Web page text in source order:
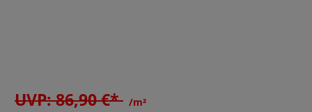
UVP: 86,90 €* /m²